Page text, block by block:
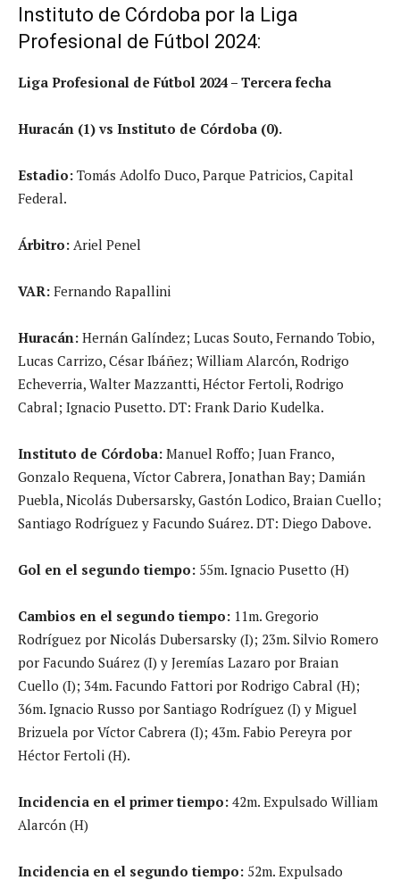
Instituto de Córdoba por la Liga
Profesional de Fútbol 2024:
Liga Profesional de Fútbol 2024 – Tercera fecha
Huracán (1) vs Instituto de Córdoba (0).
Estadio: Tomás Adolfo Duco, Parque Patricios, Capital
Federal.
Árbitro: Ariel Penel
VAR: Fernando Rapallini
Huracán: Hernán Galíndez; Lucas Souto, Fernando Tobio,
Lucas Carrizo, César Ibáñez; William Alarcón, Rodrigo
Echeverria, Walter Mazzantti, Héctor Fertoli, Rodrigo
Cabral; Ignacio Pusetto. DT: Frank Dario Kudelka.
Instituto de Córdoba: Manuel Roffo; Juan Franco,
Gonzalo Requena, Víctor Cabrera, Jonathan Bay; Damián
Puebla, Nicolás Dubersarsky, Gastón Lodico, Braian Cuello;
Santiago Rodríguez y Facundo Suárez. DT: Diego Dabove.
Gol en el segundo tiempo: 55m. Ignacio Pusetto (H)
Cambios en el segundo tiempo: 11m. Gregorio
Rodríguez por Nicolás Dubersarsky (I); 23m. Silvio Romero
por Facundo Suárez (I) y Jeremías Lazaro por Braian
Cuello (I); 34m. Facundo Fattori por Rodrigo Cabral (H);
36m. Ignacio Russo por Santiago Rodríguez (I) y Miguel
Brizuela por Víctor Cabrera (I); 43m. Fabio Pereyra por
Héctor Fertoli (H).
Incidencia en el primer tiempo: 42m. Expulsado William
Alarcón (H)
Incidencia en el segundo tiempo: 52m. Expulsado